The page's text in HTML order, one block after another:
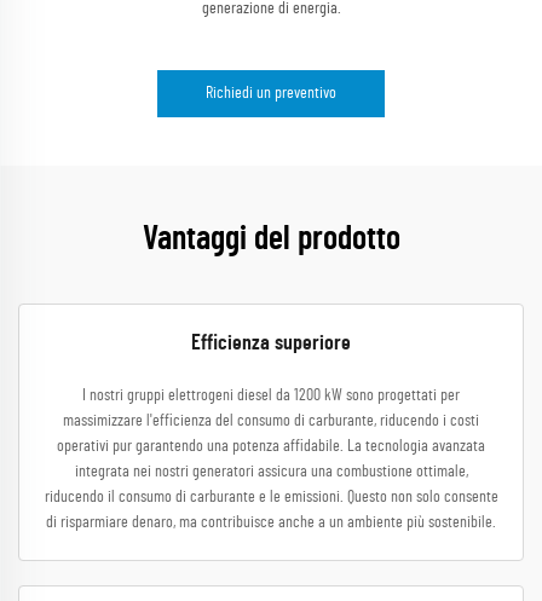
generazione di energia.
Richiedi un preventivo
Vantaggi del prodotto
Efficienza superiore
I nostri gruppi elettrogeni diesel da 1200 kW sono progettati per
massimizzare l'efficienza del consumo di carburante, riducendo i costi
operativi pur garantendo una potenza affidabile. La tecnologia avanzata
integrata nei nostri generatori assicura una combustione ottimale,
riducendo il consumo di carburante e le emissioni. Questo non solo consente
di risparmiare denaro, ma contribuisce anche a un ambiente più sostenibile.